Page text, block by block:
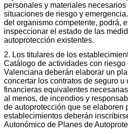
personales y materiales necesarios
situaciones de riesgo y
del organismo competente, podrá,
inspeccionar el estado de las
autoprotección existentes.
2. Los titulares de los
Catálogo de actividades con riesgo
Valenciana deberán elaborar un
concertar los contratos de seguro u
financieras equivalentes
al menos, de incendios y
de autoprotección que se elaboren
establecimientos deberán
Autonómico de Planes de